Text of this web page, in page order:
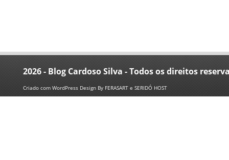
2026 - Blog Cardoso Silva - Todos os direitos
Criado com WordPress Design By FERASART e SERIDÓ HOST